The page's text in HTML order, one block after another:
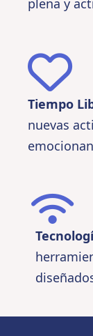
plena y
Tiempo
nuevas